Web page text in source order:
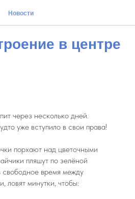
Новости
в центре
через несколько дней.
уже вступило в свои права!
порхают над цветочными
пляшут по зелёной
свободное время между
ловят минутки, чтобы: